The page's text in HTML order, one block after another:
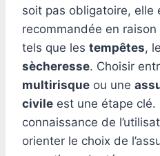
soit pas obligatoire, elle
recommandée en
tels que les tempêtes,
sècheresse. Choisir
multirisque ou une
civile est une étape clé.
connaissance de
orienter le choix de